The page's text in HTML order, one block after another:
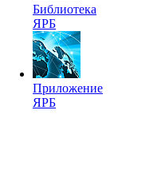
Библиотека
ЯРБ
Приложение
ЯРБ